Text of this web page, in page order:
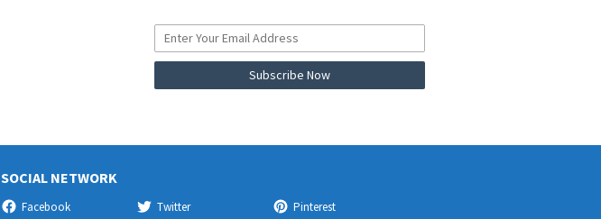
SOCIAL NETWORK
Facebook Twitter Pinterest